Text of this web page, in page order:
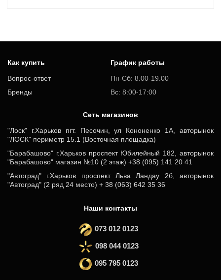
Как купить
Вопрос-ответ
Бренды
График работы
Пн-Сб: 8.00-19.00
Вс: 8:00-17:00
Cеть магазинов
"Лоск" г.Харьков пгт. Песочин, ул Кононенко 1А, авторынок
"ЛОСК" периметр 15.1 (Восточная площадка)
"Барабашово" г.Харьков проспект Юбилейный 182, авторынок
"Барабашово" магазин №10 (2 этаж) +38 (095) 141 20 41
"Автоград" г.Харьков проспект Льва Ландау 2б, авторынок
"Автоград" (2 ряд 24 место) + 38 (063) 642 35 36
Наши контакты
073 012 0123
098 044 0123
095 795 0123